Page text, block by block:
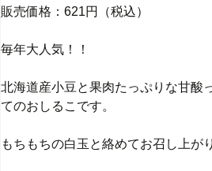
販売価格：621円（税込）
毎年大人気！！
北海道産小豆と果肉たっぷりな甘酸
てのおしるこです。
もちもちの白玉と絡めてお召し上が